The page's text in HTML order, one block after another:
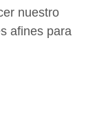
nuestro
afines para